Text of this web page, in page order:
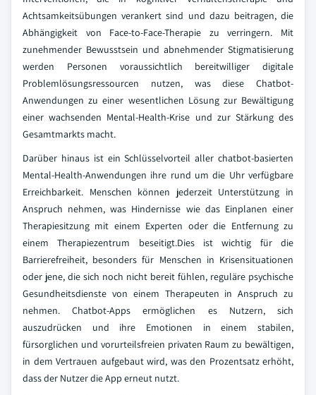
Achtsamkeitsübungen verankert sind und dazu beitragen, die
Abhängigkeit von Face-to-Face-Therapie zu verringern. Mit
zunehmender Bewusstsein und abnehmender Stigmatisierung
werden Personen voraussichtlich bereitwilliger digitale
Problemlösungsressourcen nutzen, was diese Chatbot-
Anwendungen zu einer wesentlichen Lösung zur Bewältigung
einer wachsenden Mental-Health-Krise und zur Stärkung des
Gesamtmarkts macht.
Darüber hinaus ist ein Schlüsselvorteil aller chatbot-basierten
Mental-Health-Anwendungen ihre rund um die Uhr verfügbare
Erreichbarkeit. Menschen können jederzeit Unterstützung in
Anspruch nehmen, was Hindernisse wie das Einplanen einer
Therapiesitzung mit einem Experten oder die Entfernung zu
einem Therapiezentrum beseitigt.Dies ist wichtig für die
Barrierefreiheit, besonders für Menschen in Krisensituationen
oder jene, die sich noch nicht bereit fühlen, reguläre psychische
Gesundheitsdienste von einem Therapeuten in Anspruch zu
nehmen. Chatbot-Apps ermöglichen es Nutzern, sich
auszudrücken und ihre Emotionen in einem stabilen,
fürsorglichen und vorurteilsfreien privaten Raum zu bewältigen,
in dem Vertrauen aufgebaut wird, was den Prozentsatz erhöht,
dass der Nutzer die App erneut nutzt.